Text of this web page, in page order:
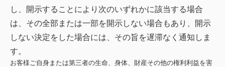
し、開示することにより次のいずれかに該当する場合
は、その全部または一部を開示しない場合もあり、開示
しない決定をした場合には、その旨を遅滞なく通知しま
す。
お客様ご自身または第三者の生命、身体、財産その他の権利利益を害